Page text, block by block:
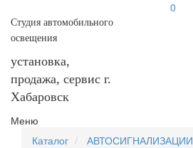
Студия автомобильного
освещения
установка,
продажа, сервис г.
Хабаровск
0
Меню
Каталог
АВТОСИГНАЛИЗАЦИИ